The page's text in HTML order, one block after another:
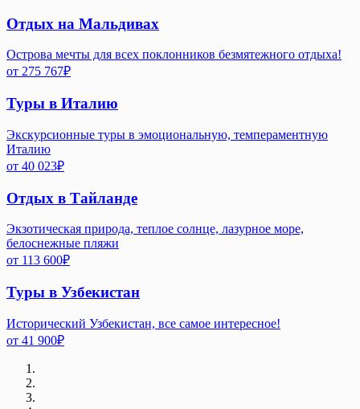
Отдых на Мальдивах
Острова мечты для всех поклонников безмятежного отдыха!
от 275 767₽
Туры в Италию
Экскурсионные туры в эмоциональную, темпераментную
Италию
от 40 023₽
Отдых в Тайланде
Экзотическая природа, теплое солнце, лазурное море,
белоснежные пляжи
от 113 600₽
Туры в Узбекистан
Исторический Узбекистан, все самое интересное!
от 41 900₽